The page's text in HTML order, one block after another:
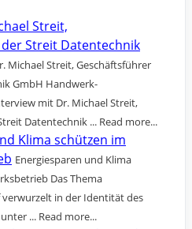
Streit,
Streit Datentechnik
Michael Streit, Geschäftsführer
GmbH Handwerk-
mit Dr. Michael Streit,
Datentechnik ... Read more...
Klima schützen im
Energiesparen und Klima
Das Thema
in der Identität des
... Read more...